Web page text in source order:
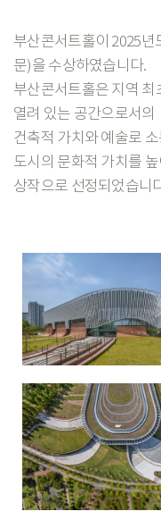
부산콘서트홀이 2025년
문)을 수상하였습니다.
부산콘서트홀은 지역 최
열려 있는 공간으로서의
건축적 가치와 예술로
도시의 문화적 가치를
상작으로 선정되었습니